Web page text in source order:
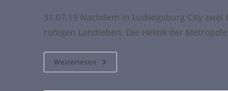
31.07.19 Nachdem in Ludwigsburg City
ruhigen Landleben. Die Hektik der
Weiterlesen